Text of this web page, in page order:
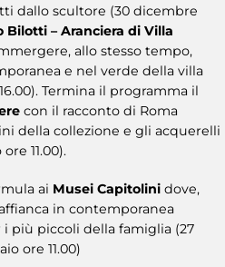
dallo scultore (30 dicembre
Bilotti – Aranciera di Villa
allo stesso tempo,
e nel verde della villa
Termina il programma il
con il racconto di Roma
della collezione e gli acquerelli
11.00).
ai Musei Capitolini dove,
in contemporanea
più piccoli della famiglia (27
ore 11.00)